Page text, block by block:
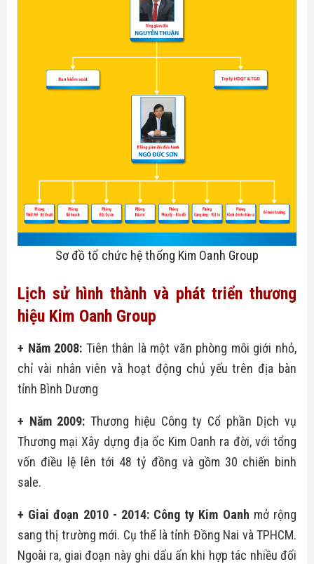
Sơ đồ tổ chức hệ thống Kim Oanh Group
Lịch sử hình thành và phát triển thương
hiệu Kim Oanh Group
+ Năm 2008: Tiên thân là một văn phòng môi giới nhỏ,
chỉ vài nhân viên và hoạt động chủ yếu trên địa bàn
tỉnh Bình Dương
+ Năm 2009:Thương hiệu Công ty Cổ phần Dịch vụ
Thương mại Xây dựng địa ốc Kim Oanh ra đời, với tổng
vốn điều lệ lên tới 48 tỷ đồng và gồm 30 chiến binh
sale.
+ Giai đoạn 2010 - 2014: Công ty Kim Oanh mở rộng
sang thị trường mới. Cụ thể là tỉnh Đồng Nai và TPHCM.
Ngoài ra, giai đoạn này ghi dấu ấn khi hợp tác nhiều đối